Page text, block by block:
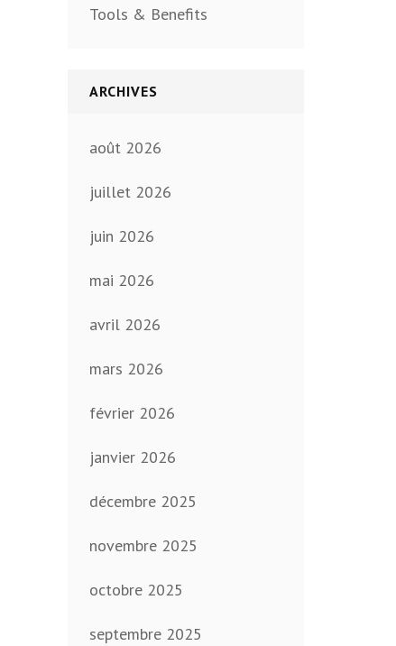
Tools & Benefits
ARCHIVES
août 2026
juillet 2026
juin 2026
mai 2026
avril 2026
mars 2026
février 2026
janvier 2026
décembre 2025
novembre 2025
octobre 2025
septembre 2025